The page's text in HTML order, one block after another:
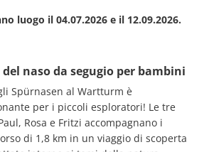
luogo il 04.07.2026 e il 12.09.2026.
naso da segugio per bambini
Spürnasen al Wartturm è
per i piccoli esploratori! Le tre
Rosa e Fritzi accompagnano i
di 1,8 km in un viaggio di scoperta